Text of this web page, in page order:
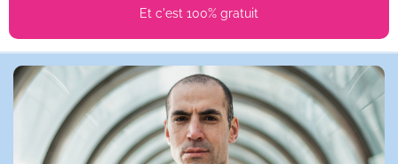
Et c'est 100% gratuit